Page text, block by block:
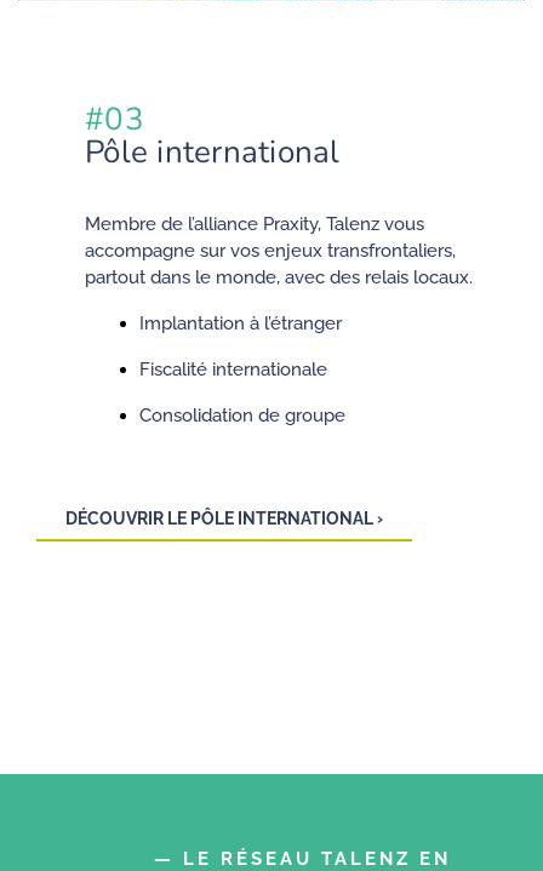
#03
Pôle international
Membre de l’alliance Praxity, Talenz vous
accompagne sur vos enjeux transfrontaliers,
partout dans le monde, avec des relais locaux.
Implantation à l’étranger
Fiscalité internationale
Consolidation de groupe
DÉCOUVRIR LE PÔLE INTERNATIONAL ›
— LE RÉSEAU TALENZ EN